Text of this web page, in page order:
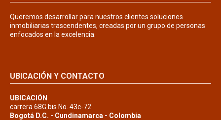
Queremos desarrollar para nuestros clientes soluciones
inmobiliarias trascendentes, creadas por un grupo de personas
enfocados en la excelencia.
UBICACIÓN Y CONTACTO
UBICACIÓN
carrera 68G bis No. 43c-72
Bogotá D.C. - Cundinamarca - Colombia